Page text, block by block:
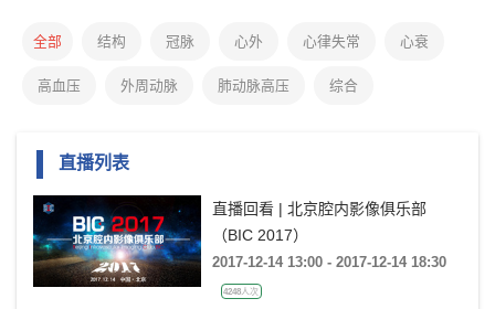
全部 结构 冠脉 心外 心律失常 心衰
高血压 外周动脉 肺动脉高压 综合
直播列表
直播回看 | 北京腔内影像俱乐部
（BIC 2017）
2017-12-14 13:00 - 2017-12-14 18:30
4248人次